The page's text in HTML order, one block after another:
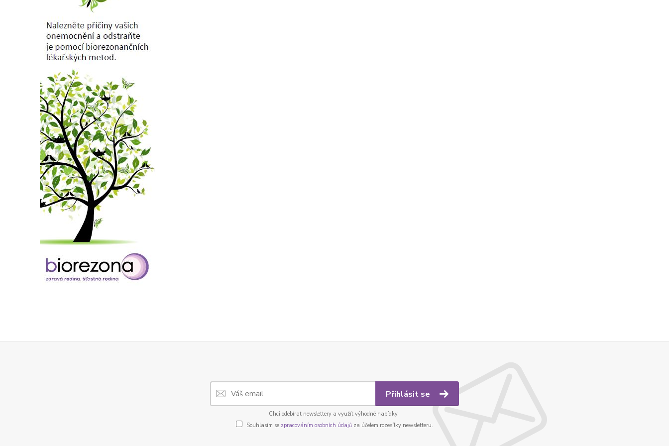
Přihlásit se
Chci odebírat newslettery a využít výhodné nabídky.
Souhlasím se zpracováním osobních údajů za účelem rozesílky newsletteru.